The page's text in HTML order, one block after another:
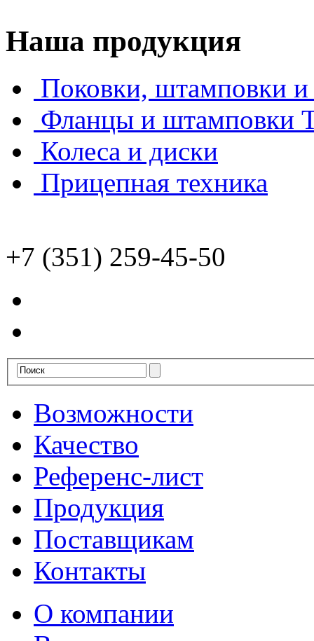
Наша продукция
Поковки, штамповки и
Фланцы и штамповки
Колеса и диски
Прицепная техника
+7 (351) 259-45-50
Возможности
Качество
Референс-лист
Продукция
Поставщикам
Контакты
О компании